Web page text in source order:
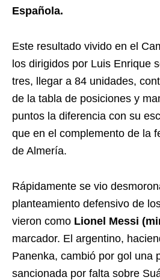
Española.
Este resultado vivido en el
los dirigidos por Luis Enrique
tres, llegar a 84 unidades,
de la tabla de posiciones y
puntos la diferencia con su
que en el complemento de la
de Almería.
Rápidamente se vio
planteamiento defensivo de
vieron como Lionel Messi
marcador. El argentino,
Panenka, cambió por gol una
sancionada por falta sobre